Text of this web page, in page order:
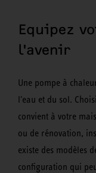
Equipez
l'avenir
Une pompe à
l'eau et du sol.
convient à votre
ou de rénovation,
existe des modèles
configuration qui